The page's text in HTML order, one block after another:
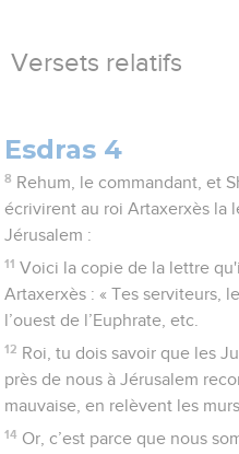
Versets relatifs
Esdras 4
8 Rehum, le commandant, et
écrivirent au roi Artaxerxès la
Jérusalem :
11 Voici la copie de la lettre
Artaxerxès : « Tes serviteurs,
l’ouest de l’Euphrate, etc.
12 Roi, tu dois savoir que les
près de nous à Jérusalem
mauvaise, en relèvent les
14 Or, c’est parce que nous